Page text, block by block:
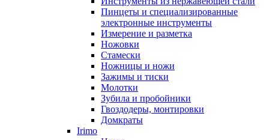
Пинцеты и специализированные
электронные инструменты
Измерение и разметка
Ножовки
Стамески
Ножницы и ножи
Зажимы и тиски
Молотки
Зубила и пробойники
Гвоздодеры, монтировки
Домкраты
Irimo